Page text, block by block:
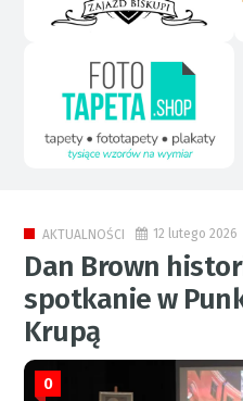
AKTUALNOŚCI 12 lutego 2026
Dan Brown
spotkanie w
Krupą
0